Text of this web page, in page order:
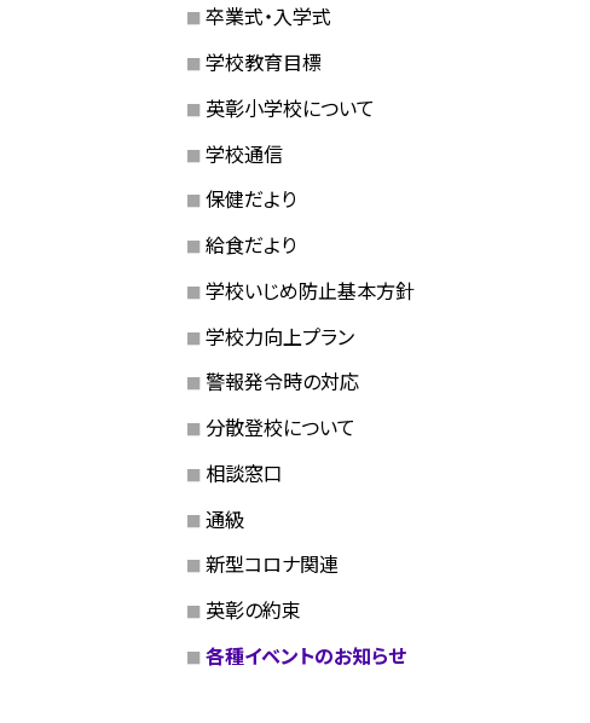
卒業式・入学式
学校教育目標
英彰小学校について
学校通信
保健だより
給食だより
学校いじめ防止基本方針
学校力向上プラン
警報発令時の対応
分散登校について
相談窓口
通級
新型コロナ関連
英彰の約束
各種イベントのお知らせ